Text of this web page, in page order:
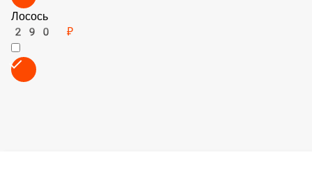
Креветки тигровые
250 ₽